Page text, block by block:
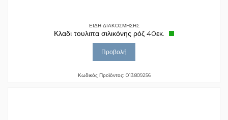
ΕΙΔΗ ΔΙΑΚΟΣΜΗΣΗΣ
Κλαδι τουλιπα σιλικόνης ρόζ 40εκ.
Προβολή
Κωδικός Προϊόντος: 013.809256